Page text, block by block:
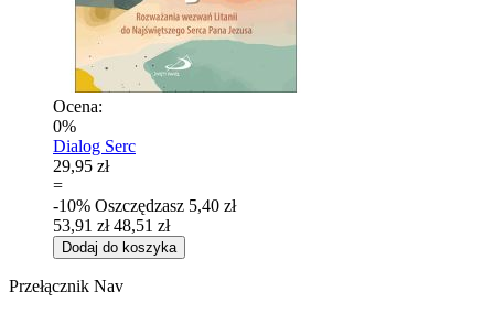
Ocena:
0%
Dialog Serc
29,95 zł
=
-10% Oszczędzasz 5,40 zł
53,91 zł 48,51 zł
Dodaj do koszyka
Przełącznik Nav